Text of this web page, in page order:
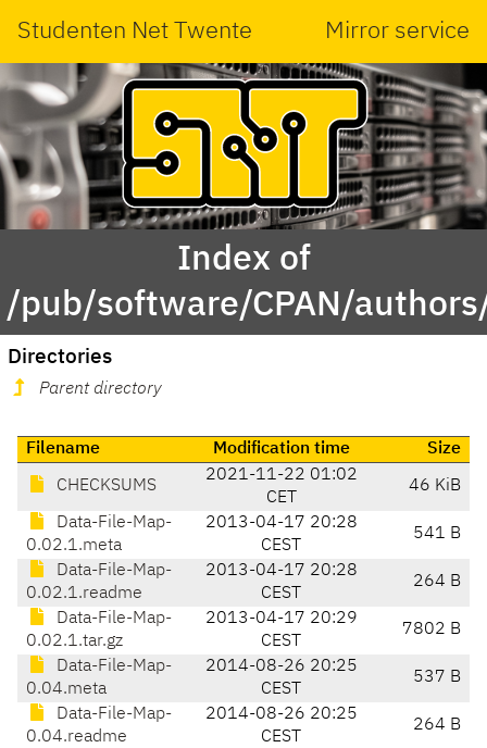
Studenten Net Twente Mirror service
Index of
/pub/software/CPAN/
Directories
Parent directory
Filename Modification time Size
CHECKSUMS
2021-11-22 01:02
CET
46 KiB
Data-File-Map-
0.02.1.meta
2013-04-17 20:28
CEST
541 B
Data-File-Map-
0.02.1.readme
2013-04-17 20:28
CEST
264 B
Data-File-Map-
0.02.1.tar.gz
2013-04-17 20:29
CEST
7802 B
Data-File-Map-
0.04.meta
2014-08-26 20:25
CEST
537 B
Data-File-Map-
0.04.readme
2014-08-26 20:25
CEST
264 B